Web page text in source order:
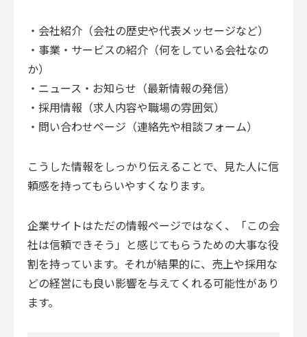
・会社紹介（会社の歴史や代表メッセージなど）
・事業・サービスの紹介（何をしている会社なの
か）
・ニュース・お知らせ（最新情報の発信）
・採用情報（求人内容や職場の雰囲気）
・問い合わせページ（連絡先や相談フォーム）
こうした情報をしっかり伝えることで、見た人に信
頼感を持ってもらいやすくなります。
企業サイトはただの情報ページではなく、「この会
社は信頼できそう」と感じてもらうための大事な役
割を持っています。それが結果的に、売上や採用な
どの経営にも良い影響を与えてくれる可能性があり
ます。